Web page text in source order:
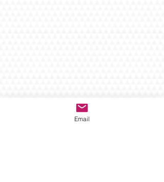
Email